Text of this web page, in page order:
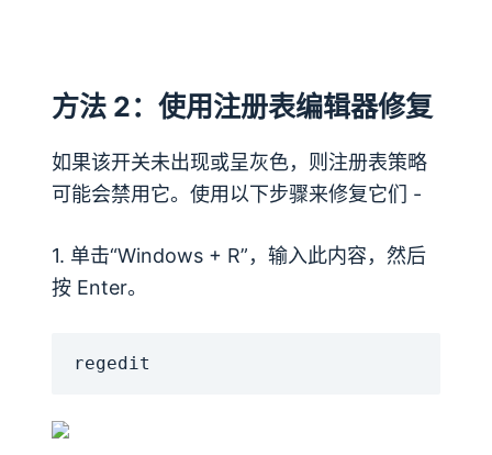
方法 2：使用注册表编辑器修复
如果该开关未出现或呈灰色，则注册表策略
可能会禁用它。使用以下步骤来修复它们 -
1. 单击“Windows + R”，输入此内容，然后
按 Enter。
regedit